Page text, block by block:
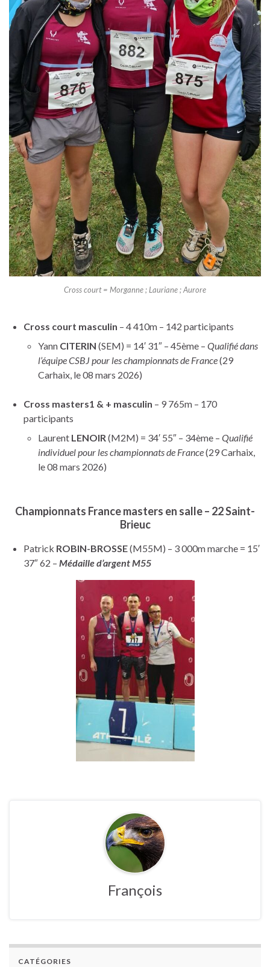
Cross court = Morganne ; Lauriane ; Aurore
Cross court masculin – 4 410m – 142 participants
Yann CITERIN (SEM) = 14′ 31″ – 45ème – Qualifié dans
l’équipe CSBJ pour les championnats de France(29
Carhaix, le 08 mars 2026)
Cross masters1 & + masculin – 9 765m – 170
participants
Laurent LENOIR (M2M) = 34′ 55″ – 34ème – Qualifié
individuel pour les championnats de France(29 Carhaix,
le 08 mars 2026)
Championnats France masters en salle – 22 Saint-
Brieuc
Patrick ROBIN-BROSSE(M55M) – 3 000m marche = 15′
37″ 62 – Médaille d’argent M55
François
CATÉGORIES